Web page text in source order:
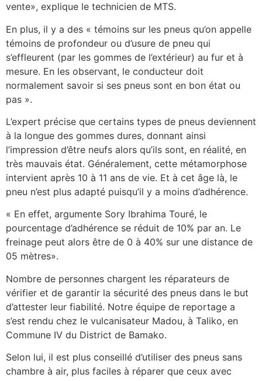
vente», explique le technicien de MTS.
En plus, il y a des « témoins sur les pneus qu’on appelle
témoins de profondeur ou d’usure de pneu qui
s’effleurent (par les gommes de l’extérieur) au fur et à
mesure. En les observant, le conducteur doit
normalement savoir si ses pneus sont en bon état ou
pas ».
L’expert précise que certains types de pneus deviennent
à la longue des gommes dures, donnant ainsi
l’impression d’être neufs alors qu’ils sont, en réalité, en
très mauvais état. Généralement, cette métamorphose
intervient après 10 à 11 ans de vie. Et à cet âge là, le
pneu n’est plus adapté puisqu’il y a moins d’adhérence.
« En effet, argumente Sory Ibrahima Touré, le
pourcentage d’adhérence se réduit de 10% par an. Le
freinage peut alors être de 0 à 40% sur une distance de
05 mètres».
Nombre de personnes chargent les réparateurs de
vérifier et de garantir la sécurité des pneus dans le but
d’attester leur fiabilité. Notre équipe de reportage a
s’est rendu chez le vulcanisateur Madou, à Taliko, en
Commune IV du District de Bamako.
Selon lui, il est plus conseillé d’utiliser des pneus sans
chambre à air, plus faciles à réparer que ceux avec